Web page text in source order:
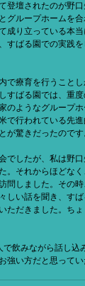
登壇されたのが野
グループホームを
成り立っている本
すばる園での実践
で療育を行うこと
すばる園では、重
ようなグループ
で行われている先
が驚きだったのです
したが、私は野
。それからほどな
問しました。その
しい話を聞き、す
ただきました。ち
飲みながら話し
強い方だと思って